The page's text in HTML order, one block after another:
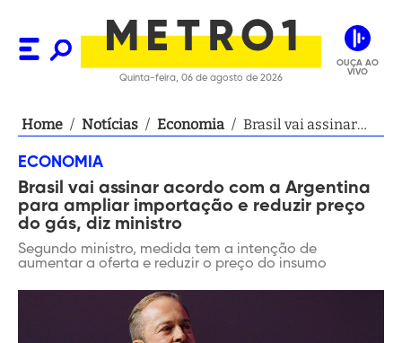
Quinta-feira, 06 de agosto de 2026
OUÇA AO
VIVO
Home / Notícias / Economia / Brasil vai assinar
ampliar importação
e reduzir preço do
ECONOMIA
Brasil vai assinar acordo com a Argentina
para ampliar importação e reduzir preço
do gás, diz ministro
Segundo ministro, medida tem a intenção de
aumentar a oferta e reduzir o preço do insumo